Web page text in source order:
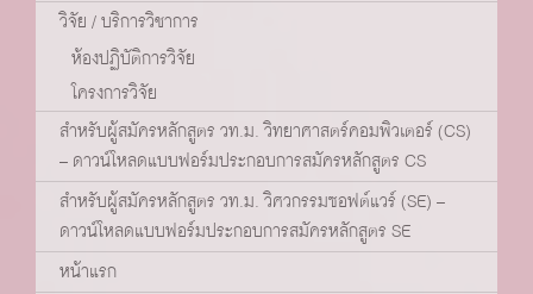
วิจัย / บริการวิชาการ
ห้องปฏิบัติการวิจัย
โครงการวิจัย
สำหรับผู้สมัครหลักสูตร วท.ม. วิทยาศาสตร์คอมพิวเตอร์ (CS)
– ดาวน์โหลดแบบฟอร์มประกอบการสมัครหลักสูตร CS
สำหรับผู้สมัครหลักสูตร วท.ม. วิศวกรรมซอฟต์แวร์ (SE) –
ดาวน์โหลดแบบฟอร์มประกอบการสมัครหลักสูตร SE
หน้าแรก